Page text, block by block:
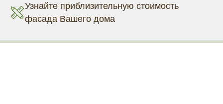
Узнайте приблизительную стоимость
фасада Вашего дома